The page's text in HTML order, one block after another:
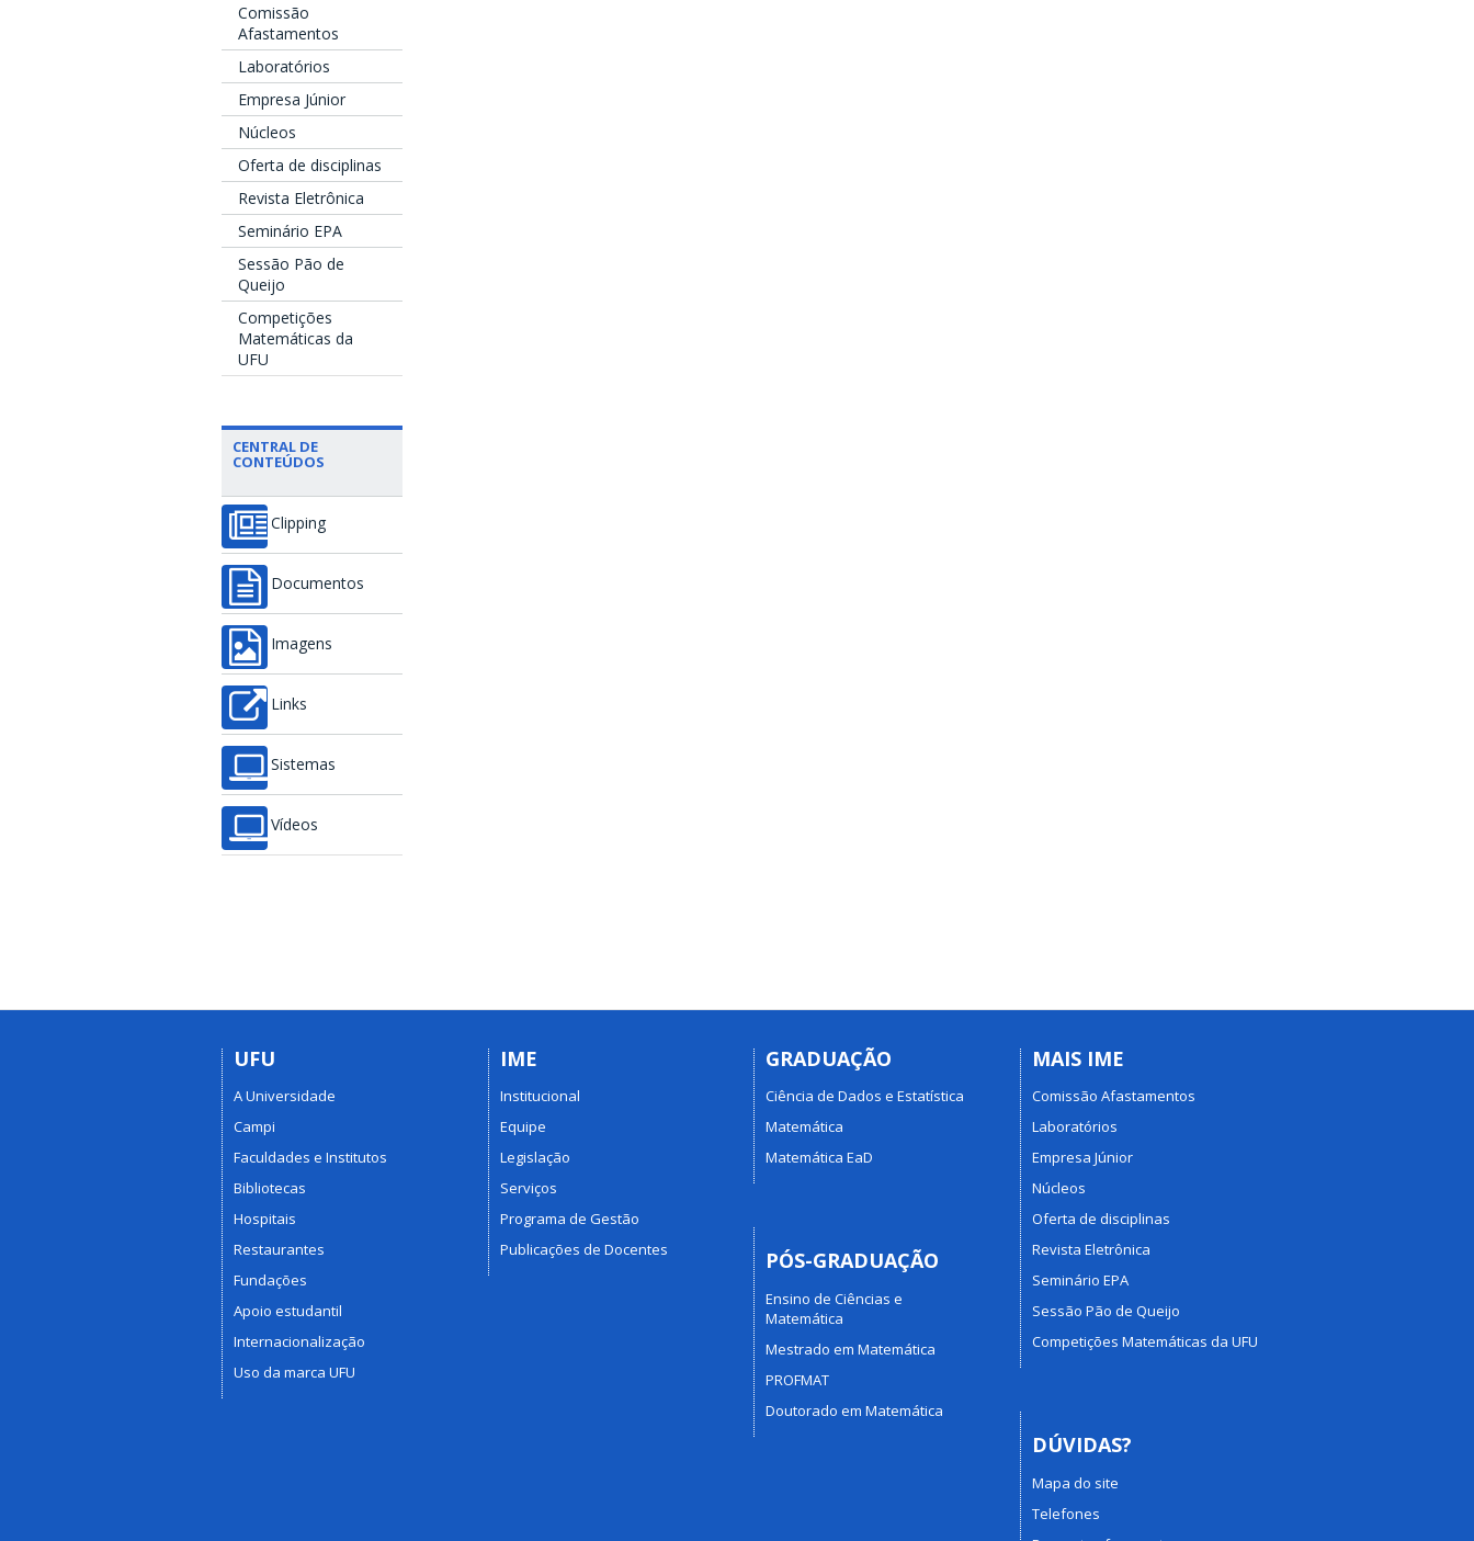
Comissão
Afastamentos
Laboratórios
Empresa Júnior
Núcleos
Oferta de disciplinas
Revista Eletrônica
Seminário EPA
Sessão Pão de
Queijo
Competições
Matemáticas da
UFU
CENTRAL DE
CONTEÚDOS
Clipping
Documentos
Imagens
Links
Sistemas
Vídeos
UFU
A Universidade
Campi
Faculdades e Institutos
Bibliotecas
Hospitais
Restaurantes
Fundações
Apoio estudantil
Internacionalização
Uso da marca UFU
IME
Institucional
Equipe
Legislação
Serviços
Programa de Gestão
Publicações de Docentes
GRADUAÇÃO
Ciência de Dados e Estatística
Matemática
Matemática EaD
PÓS-GRADUAÇÃO
Ensino de Ciências e
Matemática
Mestrado em Matemática
PROFMAT
Doutorado em Matemática
MAIS IME
Comissão Afastamentos
Laboratórios
Empresa Júnior
Núcleos
Oferta de disciplinas
Revista Eletrônica
Seminário EPA
Sessão Pão de Queijo
Competições Matemáticas da UFU
DÚVIDAS?
Mapa do site
Telefones